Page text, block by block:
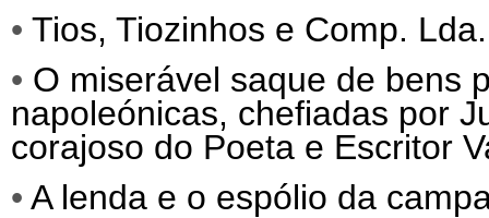
• Tios, Tiozinhos e Comp. Lda.
• O miserável saque de bens
napoleónicas, chefiadas por
corajoso do Poeta e Escritor
• A lenda e o espólio da